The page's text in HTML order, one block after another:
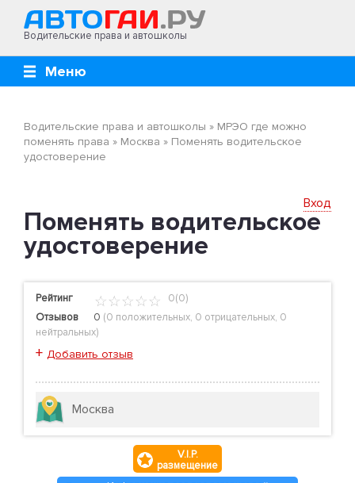
Водительские права и автошколы
Меню
Водительские права и автошколы » МРЭО где можно
поменять права » Москва » Поменять водительское
удостоверение
Вход
Поменять водительское
удостоверение
Рейтинг
0(0)
Отзывов
0 (0 положительных, 0 отрицательных, 0
нейтральных)
+ Добавить отзыв
Москва
V.I.P.
размещение